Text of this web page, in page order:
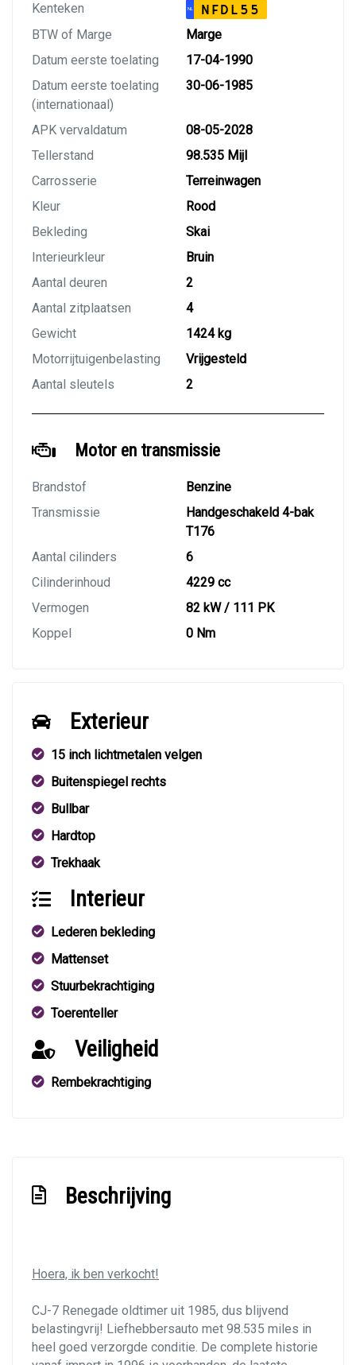
Kenteken NL NFDL55
BTW of Marge
Marge
Datum eerste toelating
17-04-1990
Datum eerste toelating
(internationaal)
30-06-1985
APK vervaldatum
08-05-2028
Tellerstand
98.535 Mijl
Carrosserie
Terreinwagen
Kleur
Rood
Bekleding
Skai
Interieurkleur
Bruin
Aantal deuren
2
Aantal zitplaatsen
4
Gewicht
1424 kg
Motorrijtuigenbelasting
Vrijgesteld
Aantal sleutels
2
Motor en transmissie
Brandstof
Benzine
Transmissie
Handgeschakeld 4-bak
T176
Aantal cilinders
6
Cilinderinhoud
4229 cc
Vermogen
82 kW / 111 PK
Koppel
0 Nm
Exterieur
15 inch lichtmetalen velgen
Buitenspiegel rechts
Bullbar
Hardtop
Trekhaak
Interieur
Lederen bekleding
Mattenset
Stuurbekrachtiging
Toerenteller
Veiligheid
Rembekrachtiging
Beschrijving
Hoera, ik ben verkocht!
CJ-7 Renegade oldtimer uit 1985, dus blijvend
belastingvrij! Liefhebbersauto met 98.535 miles in
heel goed verzorgde conditie. De complete historie